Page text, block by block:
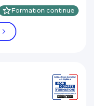
Formation continue